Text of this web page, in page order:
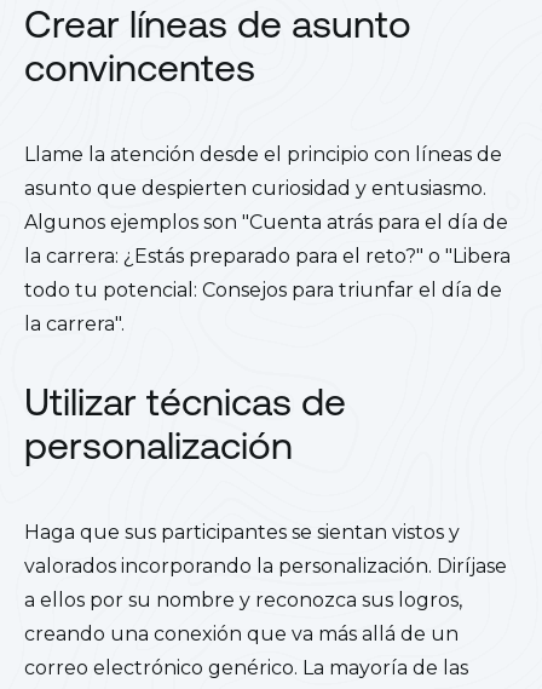
Crear líneas de asunto
convincentes
Llame la atención desde el principio con líneas de
asunto que despierten curiosidad y entusiasmo.
Algunos ejemplos son "Cuenta atrás para el día de
la carrera: ¿Estás preparado para el reto?" o "Libera
todo tu potencial: Consejos para triunfar el día de
la carrera".
Utilizar técnicas de
personalización
Haga que sus participantes se sientan vistos y
valorados incorporando la personalización. Diríjase
a ellos por su nombre y reconozca sus logros,
creando una conexión que va más allá de un
correo electrónico genérico. La mayoría de las